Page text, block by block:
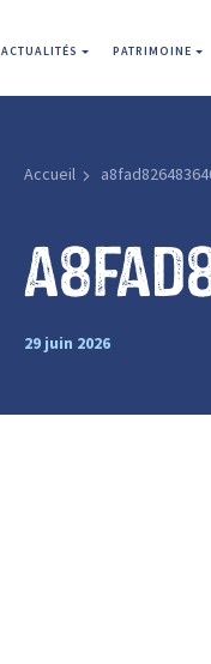
ACTUALITÉS PATRIMOINE
Accueil
29 juin 2026